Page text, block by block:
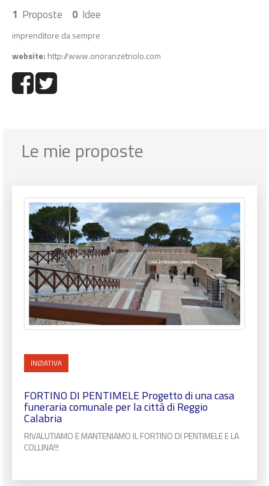
1 Proposte 0Idee
imprenditore da sempre
website: http://www.onoranzetriolo.com
Le mie proposte
INIZIATIVA
FORTINO DI PENTIMELE Progetto di una casa
funeraria comunale per la città di Reggio
Calabria
RIVALUTIAMO E MANTENIAMO IL FORTINO DI PENTIMELE E LA
COLLINA!!!